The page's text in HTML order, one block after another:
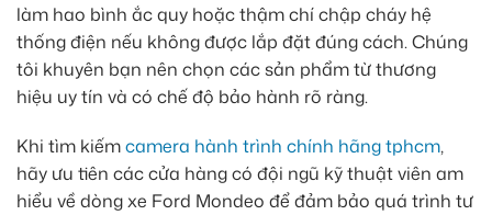
làm hao bình ắc quy hoặc thậm chí chập cháy hệ
thống điện nếu không được lắp đặt đúng cách. Chúng
tôi khuyên bạn nên chọn các sản phẩm từ thương
hiệu uy tín và có chế độ bảo hành rõ ràng.
Khi tìm kiếmcamera hành trình chính hãng tphcm,
hãy ưu tiên các cửa hàng có đội ngũ kỹ thuật viên am
hiểu về dòng xe Ford Mondeo để đảm bảo quá trình tư